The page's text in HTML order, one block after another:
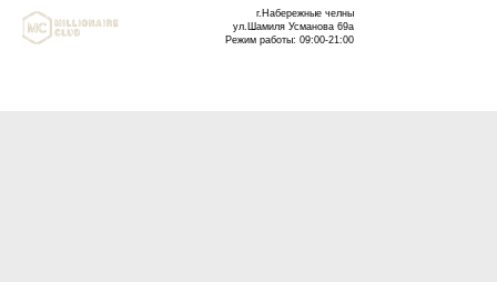
г.Набережные челны
ул.Шамиля Усманова 69а
Режим работы: 09:00-21:00